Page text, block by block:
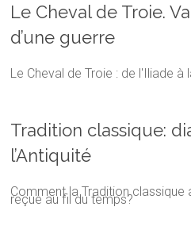
Le Cheval de Troie.
d’une guerre
Le Cheval de Troie : de l'Iliade à
Tradition classique:
l’Antiquité
Comment la Tradition
reçue au fil du temps?